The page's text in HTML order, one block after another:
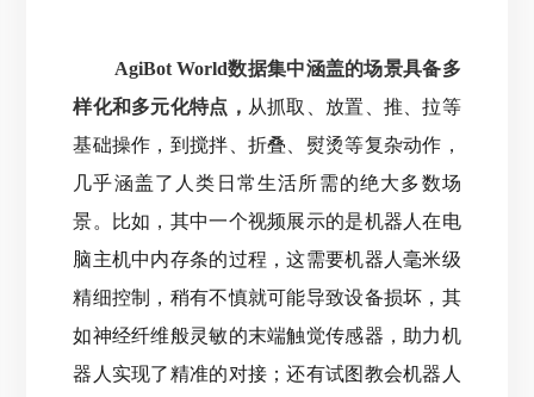
AgiBot World数据集中涵盖的场景具备多
样化和多元化特点， 从抓取、放置、推、拉等
基础操作，到搅拌、折叠、熨烫等复杂动作，
几乎涵盖了人类日常生活所需的绝大多数场
景。
比如，其中一个视频展示的是机器人在电
脑主机中内存条的过程，这需要机器人毫米级
精细控制，稍有不慎就可能导致设备损坏， 其
如神经纤维般灵敏的末端触觉传感器，助力机
器人实现了精准的对接；还有试图教会机器人